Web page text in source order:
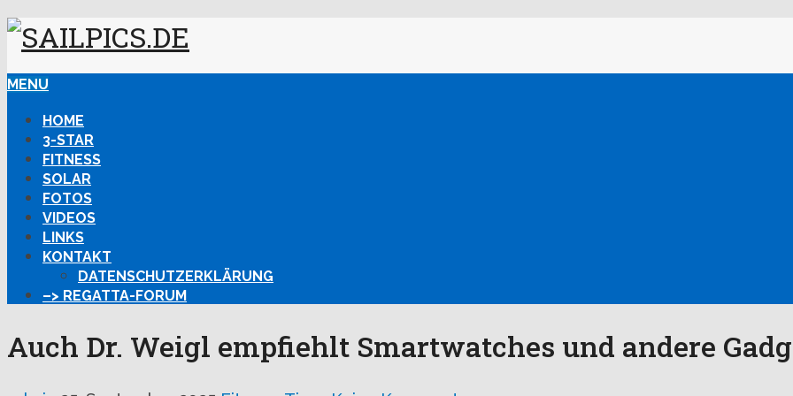
MENU
HOME
3-STAR
FITNESS
SOLAR
FOTOS
VIDEOS
LINKS
KONTAKT
DATENSCHUTZERKLÄRUNG
–> REGATTA-FORUM
Auch Dr. Weigl empfiehlt Smartwatches und andere